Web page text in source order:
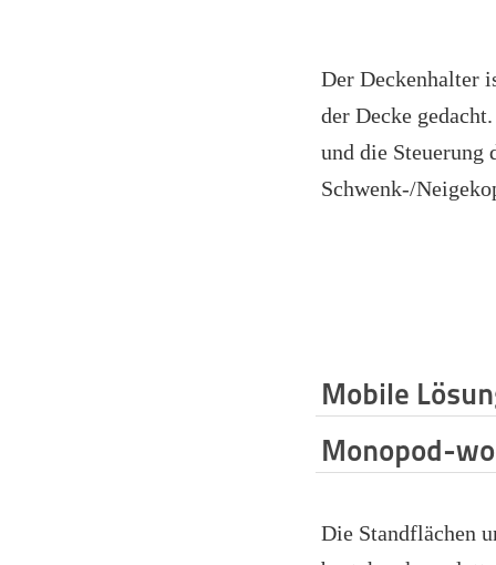
Der Deckenhalter
der Decke
und die Steuerung
Schwenk-/
Mobile
Monopod-
Die Standflächen